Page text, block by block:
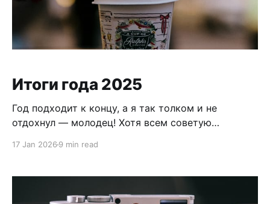
Итоги года 2025
Год подходит к концу, а я так толком и не
отдохнул — молодец! Хотя всем советую
начале года или даже раньше, как будто
17 Jan 2026 9 min read